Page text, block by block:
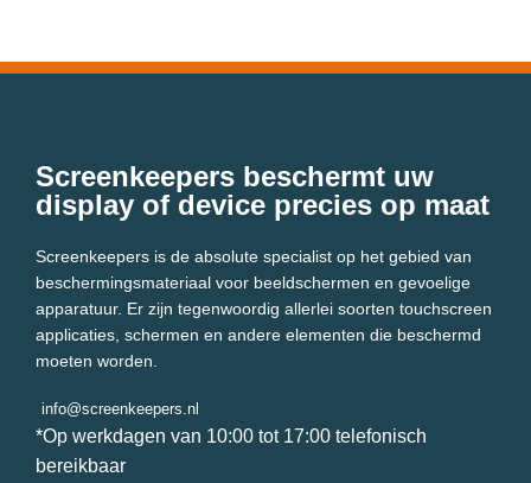
Screenkeepers beschermt uw
display of device precies op maat
Screenkeepers is de absolute specialist op het gebied van
beschermingsmateriaal voor beeldschermen en gevoelige
apparatuur. Er zijn tegenwoordig allerlei soorten touchscreen
applicaties, schermen en andere elementen die beschermd
moeten worden.
info@screenkeepers.nl
*Op werkdagen van 10:00 tot 17:00 telefonisch
bereikbaar